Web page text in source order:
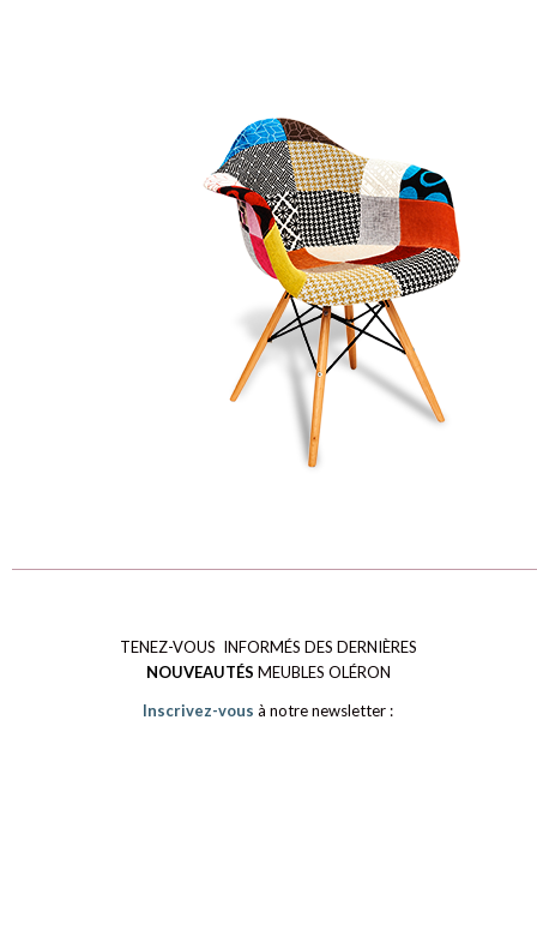
TENEZ-VOUS INFORMÉS DES DERNIÈRES
NOUVEAUTÉS MEUBLES OLÉRON
Inscrivez-vous à notre newsletter :